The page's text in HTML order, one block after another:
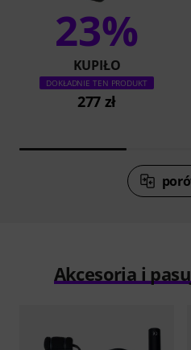
23%
KUPIŁO
DOKŁADNIE TEN PRODUKT
277 zł
Akcesoria i